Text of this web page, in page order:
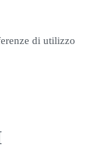
di utilizzo